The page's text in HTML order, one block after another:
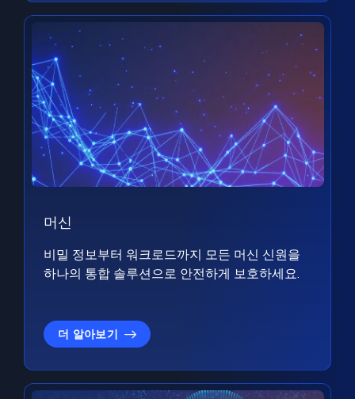
머신
비밀 정보부터 워크로드까지 모든 머신 신원을
하나의 통합 솔루션으로 안전하게 보호하세요.
더 알아보기